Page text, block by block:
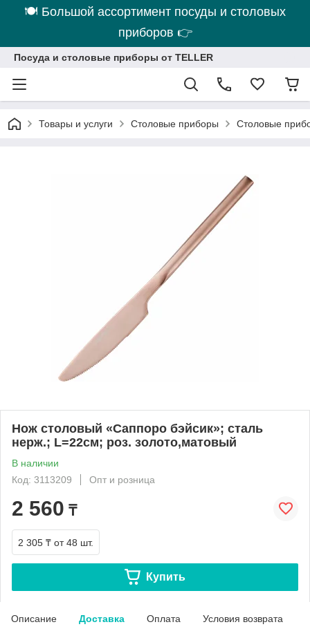
🍽 Большой ассортимент посуды и столовых
приборов 👉
Посуда и столовые приборы от TELLER
Товары и услуги Столовые приборы Столовые
Нож столовый «Саппоро бэйсик»; сталь
нерж.; L=22см; роз. золото,матовый
В наличии
Код: 3113209
Опт и розница
2 560 ₸
2 305 ₸ от 48 шт.
Купить
Описание Доставка Оплата Условия возврата